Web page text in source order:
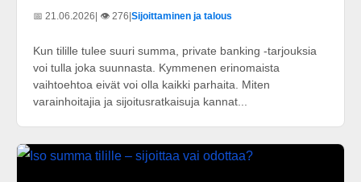
📅 21.06.2026 | 👁️ 276 Sijoittaminen ja talous
Kun tilille tulee suuri summa, private banking -tarjouksia
voi tulla joka suunnasta. Kymmenen erinomaista
vaihtoehtoa eivät voi olla kaikki parhaita. Miten
varainhoitajia ja sijoitusratkaisuja kannat...